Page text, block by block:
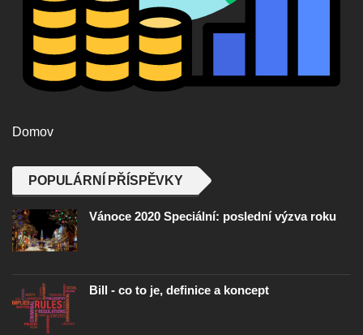
Domov
POPULÁRNÍ PŘÍSPĚVKY
Vánoce 2020 Speciální: poslední výzva roku
Bill - co to je, definice a koncept